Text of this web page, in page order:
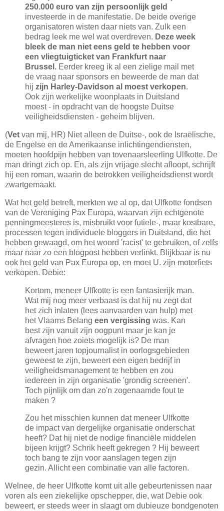
250.000 euro van zijn persoonlijk geld
investeerde in de manifestatie. De beide overige
organisatoren wisten daar niets van. Zulk een
bedrag leek me wel wat overdreven. Deze week
bleek de man niet eens geld te hebben voor
een vliegtuigticket van Frankfurt naar
Brussel. Eerder kreeg ik al een zielige mail met
de vraag naar sponsors en beweerde de man dat
hij zijn Harley-Davidson al moest verkopen.
Ook zijn werkelijke woonplaats in Duitsland
moest - in opdracht van de hoogste Duitse
veiligheidsdiensten - geheim blijven.
(Vet van mij, HR) Niet alleen de Duitse-, ook de Israëlische,
de Engelse en de Amerikaanse inlichtingendiensten,
moeten hoofdpijn hebben van tovenaarsleerling Ulfkotte. De
man dringt zich op. En, als zijn vrijage slecht afloopt, schrijft
hij een roman, waarin de betrokken veiligheidsdienst wordt
zwartgemaakt.
Wat het geld betreft, merkten we al op, dat Ulfkotte fondsen
van de Vereniging Pax Europa, waarvan zijn echtgenote
penningmeesteres is, misbruikt voor futiele-, maar kostbare,
processen tegen individuele bloggers in Duitsland, die het
hebben gewaagd, om het woord 'racist' te gebruiken, of zelfs
maar naar zo een blogpost hebben verlinkt. Blijkbaar is nu
ook het geld van Pax Europa op, en moet U. zijn motorfiets
verkopen. Debie:
Kortom, meneer Ulfkotte is een fantasierijk man.
Wat mij nog meer verbaast is dat hij nu zegt dat
het zich inlaten (lees aanvaarden van hulp) met
het Vlaams Belang een vergissing was. Kan
best zijn vanuit zijn oogpunt maar je kan je
afvragen hoe zoiets mogelijk is? De man
beweert jaren topjournalist in oorlogsgebieden
geweest te zijn, beweert een eigen bedrijf in
veiligheidsmanagement te hebben en zou
iedereen in zijn organisatie 'grondig screenen'.
Toch pijnlijk om dan zo'n zogenaamde fout te
maken ?
Zou het misschien kunnen dat meneer Ulfkotte
de impact van dergelijke organisatie onderschat
heeft? Dat hij niet de nodige financiële middelen
bijeen krijgt? Schrik heeft gekregen ? Hij beweert
toch bang te zijn voor aanslagen tegen zijn
gezin. Allicht een combinatie van alle factoren.
Welnee, de heer Ulfkotte komt uit alle gebeurtenissen naar
voren als een ziekelijke opschepper, die, wat Debie ook
beweert, er steeds weer in slaagt om dubieuze bondgenoten